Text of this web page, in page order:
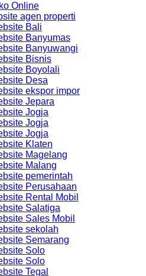
Online
agen properti
Bali
Banyumas
Banyuwangi
Bisnis
Boyolali
Desa
ekspor impor
Jepara
Jogja
Jogja
Jogja
Klaten
Magelang
Malang
pemerintah
Perusahaan
Rental Mobil
Salatiga
Sales Mobil
sekolah
Semarang
Solo
Solo
Tegal